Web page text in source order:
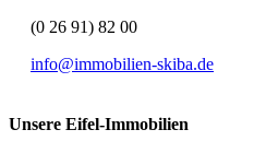
(0 26 91) 82 00
info@immobilien-skiba.de
Unsere Eifel-Immobilien